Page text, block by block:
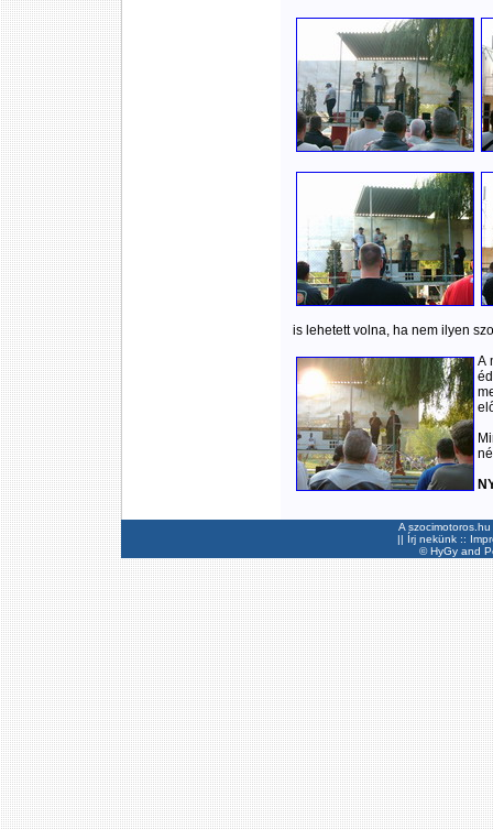
is lehetett volna, ha nem ilyen
A
A
|| Írj nekünk ::
©HyGyand